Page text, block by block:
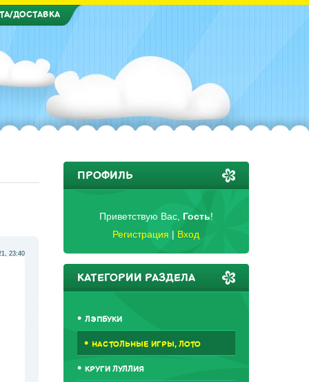
ДОСТАВКА
23:40
ПРОФИЛЬ
Приветствую Вас, Гость!
Регистрация | Вход
КАТЕГОРИИ РАЗДЕЛА
ЛЭПБУКИ
НАСТОЛЬНЫЕ ИГРЫ, ЛОТО
КРУГИ ЛУЛЛИЯ